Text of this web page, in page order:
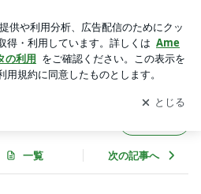
ブログの更新通知
を受け取りまし
開く
一覧 次の記事へ